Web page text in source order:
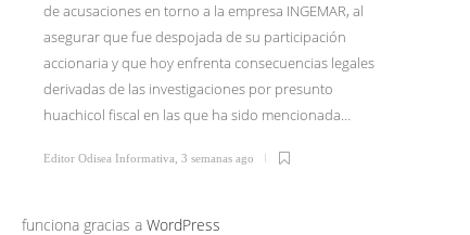
de acusaciones en torno a la empresa INGEMAR, al
asegurar que fue despojada de su participación
accionaria y que hoy enfrenta consecuencias legales
derivadas de las investigaciones por presunto
huachicol fiscal en las que ha sido mencionada…
Editor Odisea Informativa ,3 semanas ago
funciona gracias aWordPress